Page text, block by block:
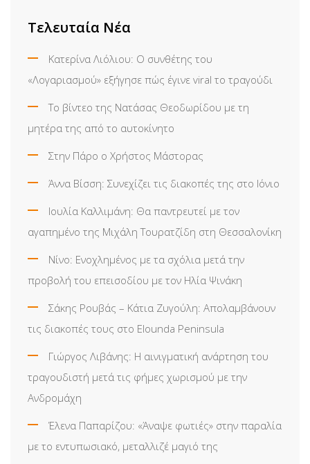
Τελευταία Νέα
Κατερίνα Λιόλιου: Ο συνθέτης του
«Λογαριασμού» εξήγησε πώς έγινε viral το τραγούδι
Το βίντεο της Νατάσας Θεοδωρίδου με τη
μητέρα της από το αυτοκίνητο
Στην Πάρο ο Χρήστος Μάστορας
Άννα Βίσση: Συνεχίζει τις διακοπές της στο Ιόνιο
Ιουλία Καλλιμάνη: Θα παντρευτεί με τον
αγαπημένο της Μιχάλη Τουρατζίδη στη Θεσσαλονίκη
Νίνο: Ενοχλημένος με τα σχόλια μετά την
προβολή του επεισοδίου με τον Ηλία Ψινάκη
Σάκης Ρουβάς – Κάτια Ζυγούλη: Απολαμβάνουν
τις διακοπές τους στο Elounda Peninsula
Γιώργος Λιβάνης: Η αινιγματική ανάρτηση του
τραγουδιστή μετά τις φήμες χωρισμού με την
Ανδρομάχη
Έλενα Παπαρίζου: «Άναψε φωτιές» στην παραλία
με το εντυπωσιακό, μεταλλιζέ μαγιό της